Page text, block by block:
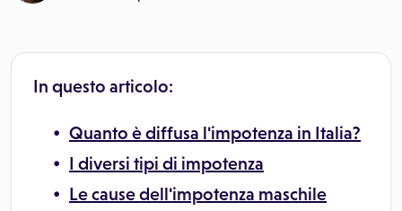
In questo articolo:
Quanto è diffusa l'impotenza in Italia?
I diversi tipi di impotenza
Le cause dell'impotenza maschile